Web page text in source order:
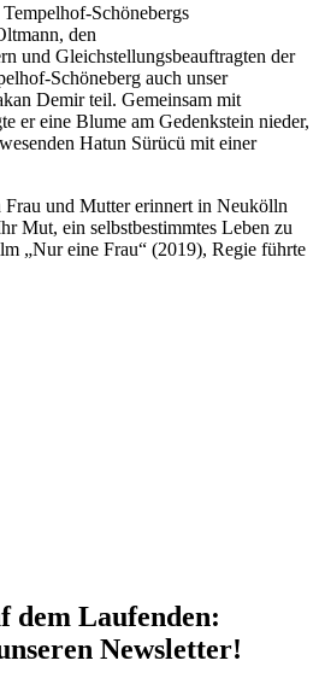
Schönebergs
den
und Gleichstellungsbeauftragten der
Schöneberg auch unser
Demir teil. Gemeinsam mit
er eine Blume am Gedenkstein nieder,
Hatun Sürücü mit einer
und Mutter erinnert in Neukölln
Mut, ein selbstbestimmtes Leben zu
„Nur eine Frau“ (2019), Regie führte
dem Laufenden:
Newsletter!